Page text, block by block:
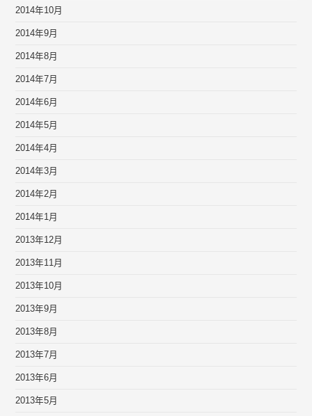
2014年10月
2014年9月
2014年8月
2014年7月
2014年6月
2014年5月
2014年4月
2014年3月
2014年2月
2014年1月
2013年12月
2013年11月
2013年10月
2013年9月
2013年8月
2013年7月
2013年6月
2013年5月